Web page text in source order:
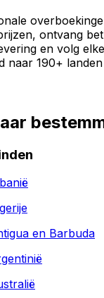
ontvang
en volg
naar 190+
en Barbuda